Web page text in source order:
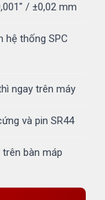
/ ±0,02 mm
hệ thống SPC
ngay trên máy
và pin SR44
bàn máp